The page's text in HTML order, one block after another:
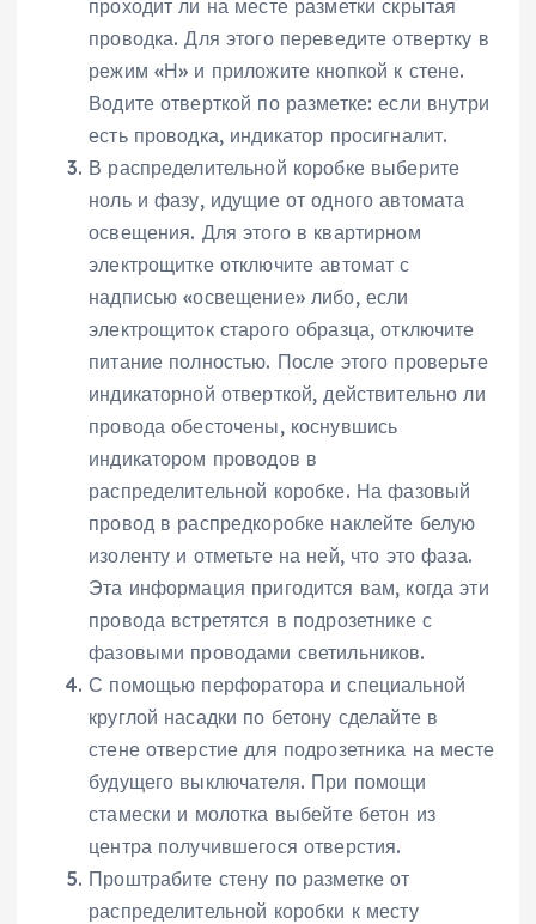
проходит ли на месте разметки скрытая
проводка. Для этого переведите отвертку в
режим «Н» и приложите кнопкой к стене.
Водите отверткой по разметке: если внутри
есть проводка, индикатор просигналит.
В распределительной коробке выберите
ноль и фазу, идущие от одного автомата
освещения. Для этого в квартирном
электрощитке отключите автомат с
надписью «освещение» либо, если
электрощиток старого образца, отключите
питание полностью. После этого проверьте
индикаторной отверткой, действительно ли
провода обесточены, коснувшись
индикатором проводов в
распределительной коробке. На фазовый
провод в распредкоробке наклейте белую
изоленту и отметьте на ней, что это фаза.
Эта информация пригодится вам, когда эти
провода встретятся в подрозетнике с
фазовыми проводами светильников.
С помощью перфоратора и специальной
круглой насадки по бетону сделайте в
стене отверстие для подрозетника на месте
будущего выключателя. При помощи
стамески и молотка выбейте бетон из
центра получившегося отверстия.
Проштрабите стену по разметке от
распределительной коробки к месту